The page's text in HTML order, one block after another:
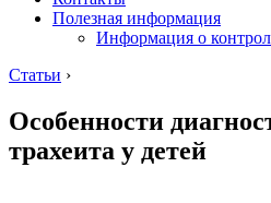
Полезная информация
Информация о
Статьи ›
Особенности
трахеита у детей